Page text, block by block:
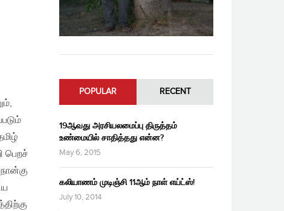
பெறச்
POPULAR RECENT
19ஆவது அரசியலமைப்பு திருத்தம்
உண்மையில் சாதித்தது என்ன?
May 6, 2015
கலியாணம் முடிஞ்சி 11ஆம் நாள் எய்ட்ஸ்!
July 10, 2014